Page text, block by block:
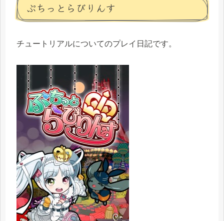
ぷちっとらびりんす
チュートリアルについてのプレイ日記です。